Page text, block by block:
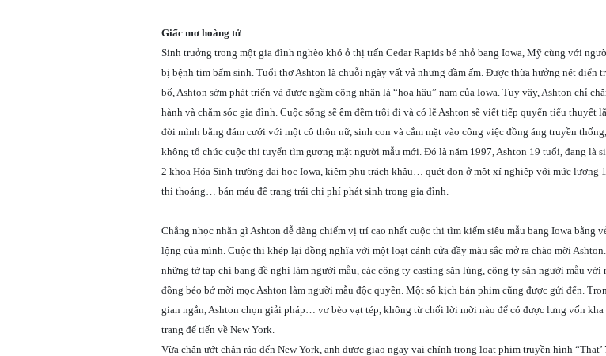
Giấc mơ hoàng tử
Sinh trưởng trong một gia đình nghèo khó ở thị trấn Cedar Rapids bé nhỏ bang Iowa, Mỹ cùng với
bị bệnh tim bẩm sinh. Tuổi thơ Ashton là chuỗi ngày vất vả nhưng đầm ấm. Được thừa hưởng nét điển
bố, Ashton sớm phát triển và được ngầm công nhận là “hoa hậu” nam của Iowa. Tuy vậy, Ashton chỉ
hành và chăm sóc gia đình. Cuộc sống sẽ êm đềm trôi đi và có lẽ Ashton sẽ viết tiếp quyển tiểu thuyết
đời mình bằng đám cưới với một cô thôn nữ, sinh con và cắm mặt vào công việc đồng áng truyền
không tổ chức cuộc thi tuyển tìm gương mặt người mẫu mới. Đó là năm 1997, Ashton 19 tuổi, đang là
2 khoa Hóa Sinh trường đại học Iowa, kiêm phụ trách khâu… quét dọn ở một xí nghiệp với mức lương
thi thoảng… bán máu để trang trải chi phí phát sinh trong gia đình.
Chẳng nhọc nhằn gì Ashton dễ dàng chiếm vị trí cao nhất cuộc thi tìm kiếm siêu mẫu bang Iowa bằng
lộng của mình. Cuộc thi khép lại đồng nghĩa với một loạt cánh cửa đầy màu sắc mở ra chào mời
những tờ tạp chí bang đề nghị làm người mẫu, các công ty casting săn lùng, công ty săn người mẫu với
đồng béo bở mời mọc Ashton làm người mẫu độc quyền. Một số kịch bản phim cũng được gửi đến.
gian ngắn, Ashton chọn giải pháp… vơ bèo vạt tép, không từ chối lời mời nào để có được lưng vốn kha
trang để tiến về New York.
Vừa chân ướt chân ráo đến New York, anh được giao ngay vai chính trong loạt phim truyền hình “That’